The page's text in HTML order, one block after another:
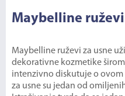
Maybelline
Maybelline ruževi za usne
dekorativne kozmetike
intenzivno diskutuje o
za usne su jedan od